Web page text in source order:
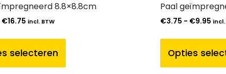
8.8×8.8cm
€16.75 incl. BTW
selecteren
Paal
€3.75 - €9.95 incl.
Opties